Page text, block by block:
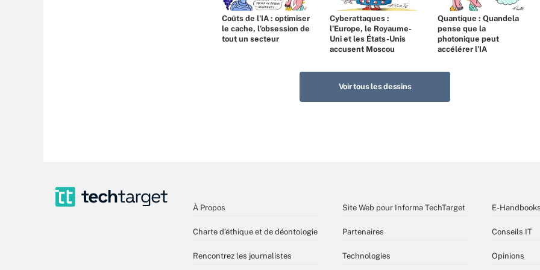
Coûts de l'IA : optimiser
le cache, l’obsession de
tout un secteur
Cyberattaques :
l’Europe, le Royaume-
Uni et les États-Unis
accusent Moscou
Quantique : Quandela
pense que la
photonique peut
accélérer l’IA
Voir tous les dessins
À Propos
Charte d’éthique et de déontologie
Rencontrez les journalistes
Site Web pour Informa TechTarget
Partenaires
Technologies
E-
Conseils IT
Opinions